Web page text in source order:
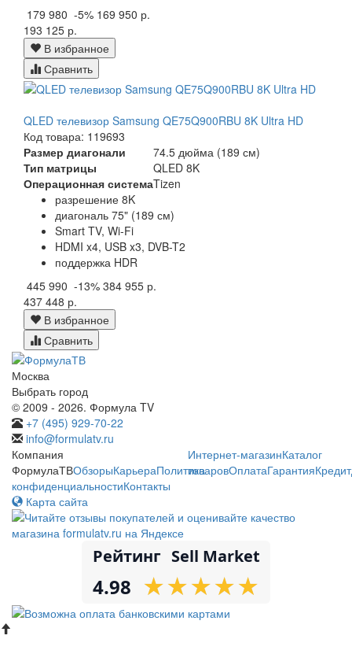
179 980 -5% 169 950 р.
193 125 р.
В избранное
Сравнить
QLED телевизор Samsung QE75Q900RBU 8K Ultra HD
Код товара: 119693
Размер диагонали
74.5 дюйма (189 см)
Тип матрицы
QLED 8K
Операционная системаTizen
разрешение 8K
диагональ 75" (189 см)
Smart TV, Wi-Fi
HDMI x4, USB x3, DVB-T2
поддержка HDR
445 990 -13% 384 955 р.
437 448 р.
В избранное
Сравнить
Москва
Выбрать город
© 2009 - 2026. Формула TV
+7 (495) 929-70-22
info@formulatv.ru
Компания
ФормулаТВОбзорыКарьераПолитика
конфиденциальностиКонтакты
Интернет-магазинКаталог
товаровОплатаГарантияКредит
Карта сайта
Рейтинг Sell Market
4.98 ★
★★
★★
★★
★★
★